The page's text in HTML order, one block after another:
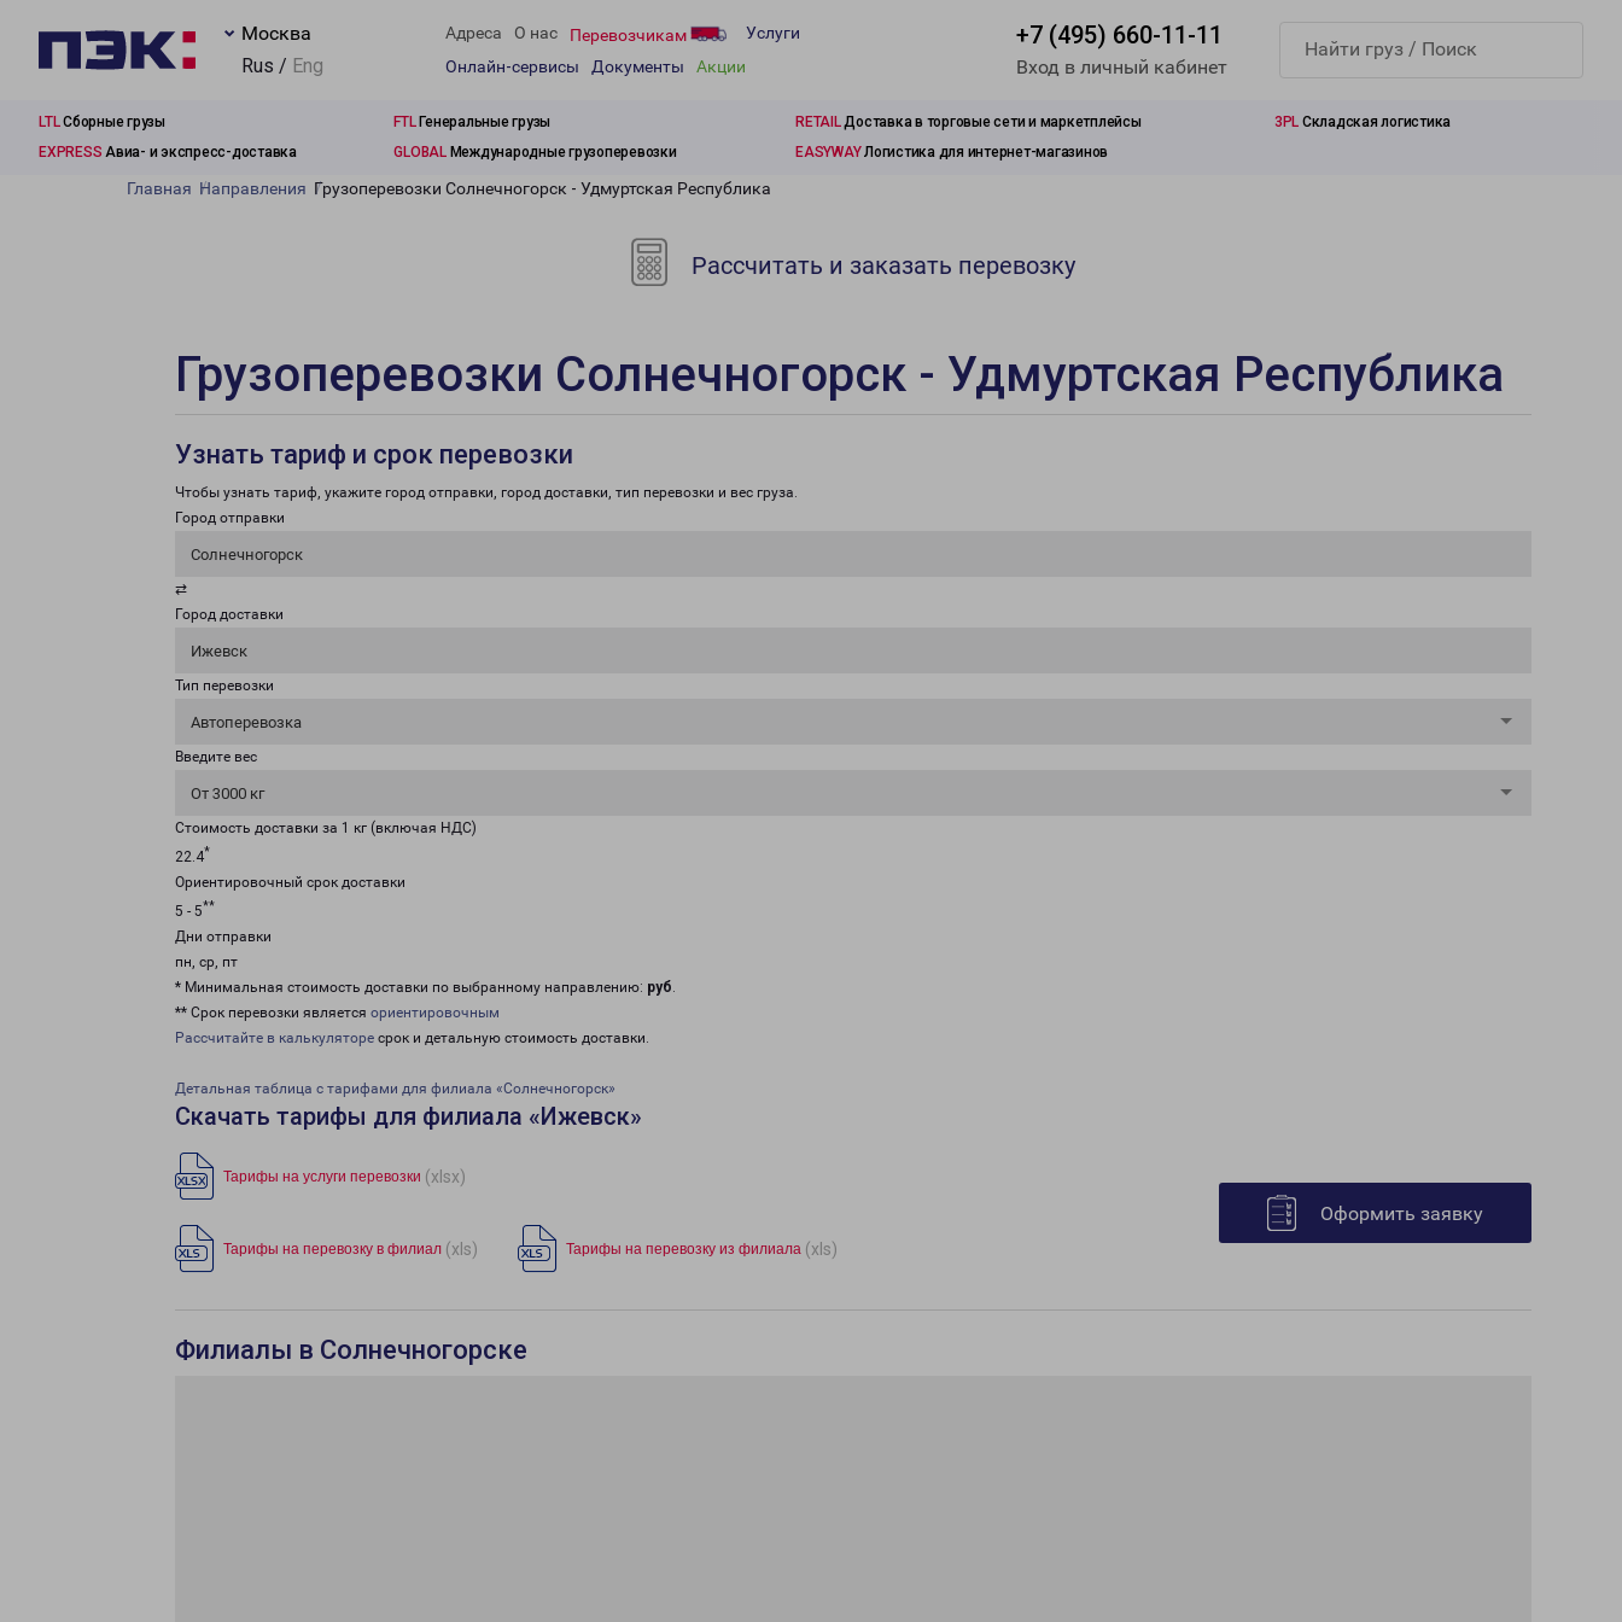
Москва
Rus / Eng
Адреса О нас Перевозчикам
Услуги
Онлайн-сервисы
Документы Акции
+7 (495) 660-11-11
Вход в личный кабинет
LTLСборные грузы FTLГенеральные грузы RETAILДоставка в торговые сети и маркетплейсы 3PL Складская логистика
EXPRESS Авиа- и экспресс-доставка GLOBALМеждународные грузоперевозки EASYWAYЛогистика для интернет-магазинов
Главная Направления Грузоперевозки Солнечногорск - Удмуртская Республика
Рассчитать и заказать перевозку
Грузоперевозки Солнечногорск - Удмуртская Республика
Узнать тариф и срок перевозки
Чтобы узнать тариф, укажите город отправки, город доставки, тип перевозки и вес груза.
Город отправки
Солнечногорск
⇄
Город доставки
Ижевск
Тип перевозки
Автоперевозка
Введите вес
От 3000 кг
Стоимость доставки за 1 кг (включая НДС)
22.4*
Ориентировочный срок доставки
5 - 5**
Дни отправки
пн, ср, пт
* Минимальная стоимость доставки по выбранному направлению: руб.
** Срок перевозки является ориентировочным
Рассчитайте в калькуляторе срок и детальную стоимость доставки.
Детальная таблица с тарифами для филиала «Солнечногорск»
Скачать тарифы для филиала «Ижевск»
Тарифы на услуги перевозки (xlsx)
Тарифы на перевозку в филиал (xls) Тарифы на перевозку из филиала (xls)
Оформить заявку
Филиалы в Солнечногорске